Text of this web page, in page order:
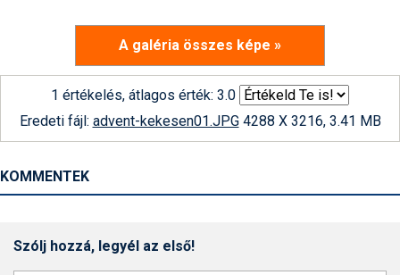
A galéria összes képe »
1 értékelés, átlagos érték: 3.0
Eredeti fájl: advent-kekesen01.JPG4288 X 3216, 3.41 MB
KOMMENTEK
Szólj hozzá, legyél az első!